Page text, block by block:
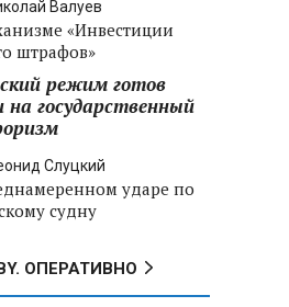
Валуев
«Инвестиции
штрафов»
режим готов
на государственный
Слуцкий
ударе по
судну
ОПЕРАТИВНО